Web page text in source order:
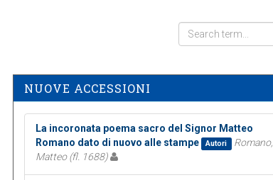
NUOVE ACCESSIONI
La incoronata poema sacro del Signor Matteo
Romano dato di nuovo alle stampe
Autori
Romano,
Matteo (fl. 1688)